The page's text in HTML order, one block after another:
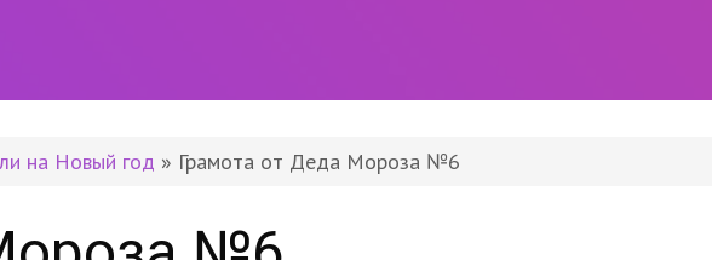
на Новый год » Грамота от Деда Мороза №6